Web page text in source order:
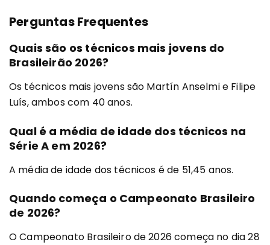
Perguntas Frequentes
Quais são os técnicos mais jovens do
Brasileirão 2026?
Os técnicos mais jovens são Martín Anselmi e Filipe
Luís, ambos com 40 anos.
Qual é a média de idade dos técnicos na
Série A em 2026?
A média de idade dos técnicos é de 51,45 anos.
Quando começa o Campeonato Brasileiro
de 2026?
O Campeonato Brasileiro de 2026 começa no dia 28